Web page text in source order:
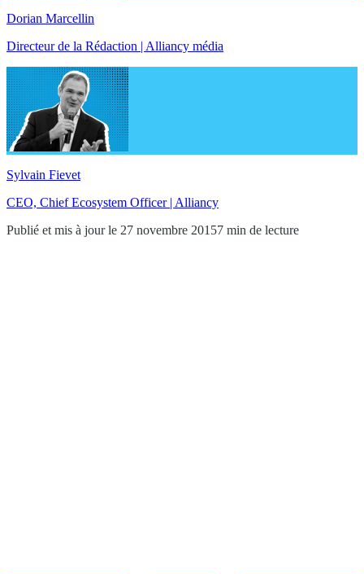
Dorian Marcellin
Directeur de la Rédaction | Alliancy média
Sylvain Fievet
CEO, Chief Ecosystem Officer | Alliancy
Publié et mis à jour le 27 novembre 20157 min de lecture